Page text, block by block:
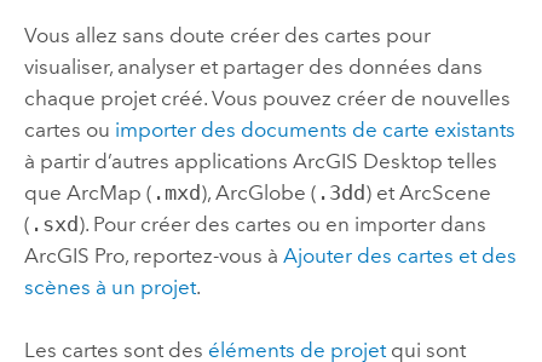
Vous allez sans doute créer des cartes pour
visualiser, analyser et partager des données dans
chaque projet créé. Vous pouvez créer de nouvelles
cartes ou importer des documents de carte existants
à partir d’autres applications ArcGIS Desktop telles
que ArcMap ( .mxd), ArcGlobe ( .3dd) et ArcScene
( .sxd). Pour créer des cartes ou en importer dans
ArcGIS Pro, reportez-vous à Ajouter des cartes et des
scènes à un projet.
Les cartes sont des éléments de projetqui sont